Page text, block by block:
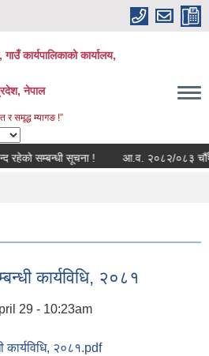
कार्यपालिकाको कार्यालय,
नेपाल
समृद्ध म्यागङ !”
सम्बन्धी सूचना ! आ.व. २०८२/०८३ चौँथो
कार्यविधि, २०८१
29 - 10:23am
२०८१.pdf